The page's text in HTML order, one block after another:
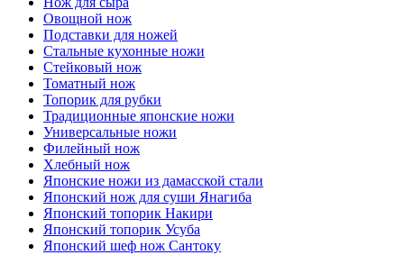
Овощной нож
Подставки для ножей
Стальные кухонные ножи
Стейковый нож
Томатный нож
Топорик для рубки
Традиционные японские ножи
Универсальные ножи
Филейный нож
Хлебный нож
Японские ножи из дамасской стали
Японский нож для суши Янагиба
Японский топорик Накири
Японский топорик Усуба
Японский шеф нож Сантоку